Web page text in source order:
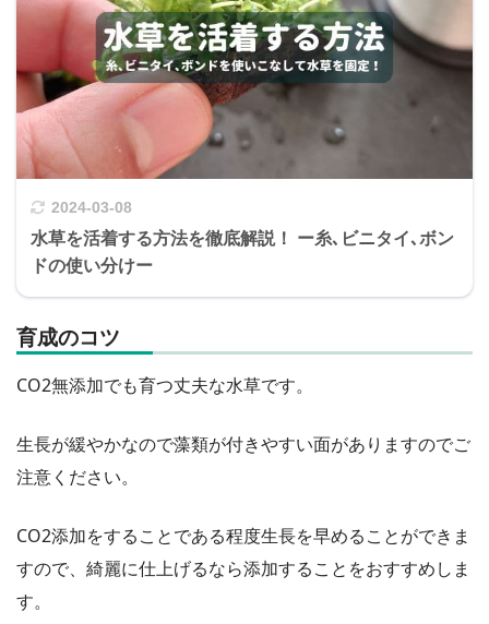
2024-03-08
水草を活着する方法を徹底解説！ ー糸､ビニタイ､ボン
ドの使い分けー
育成のコツ
CO2無添加でも育つ丈夫な水草です。
生長が緩やかなので藻類が付きやすい面がありますのでご
注意ください。
CO2添加をすることである程度生長を早めることができま
すので、綺麗に仕上げるなら添加することをおすすめしま
す。